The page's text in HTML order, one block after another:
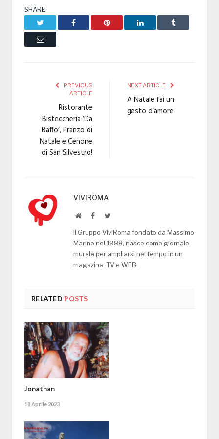
SHARE.
Facebook Pinterest LinkedIn Tumblr
Email
PREVIOUS
ARTICLE
Ristorante
Bisteccheria ‘Da
Baffo’, Pranzo di
Natale e Cenone
di San Silvestro!
NEXT ARTICLE
A Natale fai un
gesto d’amore
VIVIROMA
WebsiteFacebookTwitter
Il Gruppo ViviRoma fondato da Massimo
Marino nel 1988, nasce come giornale
murale per ampliarsi nel tempo in un
magazine, TV e WEB.
RELATED POSTS
Jonathan
18 Aprile 2023